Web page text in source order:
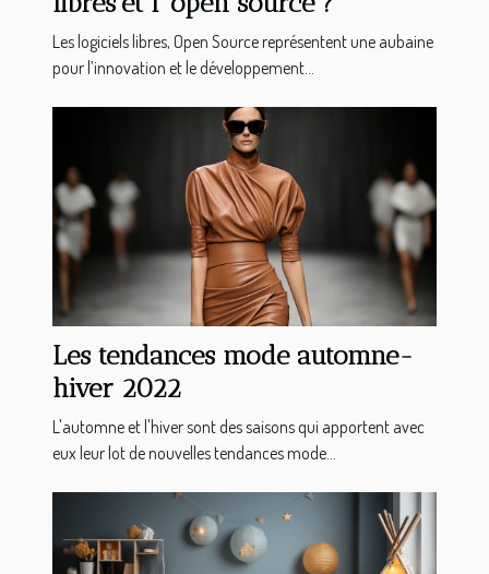
Les logiciels libres, Open Source représentent une aubaine
pour l’innovation et le développement...
Les tendances mode automne-
hiver 2022
L'automne et l'hiver sont des saisons qui apportent avec
eux leur lot de nouvelles tendances mode...